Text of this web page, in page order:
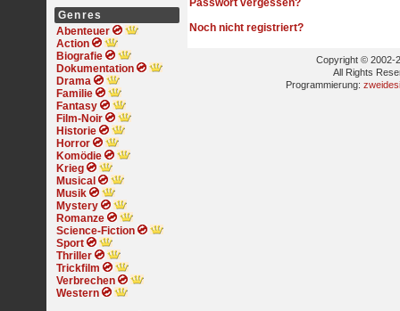
Genres
Abenteuer
Action
Biografie
Dokumentation
Drama
Familie
Fantasy
Film-Noir
Historie
Horror
Komödie
Krieg
Musical
Musik
Mystery
Romanze
Science-Fiction
Sport
Thriller
Trickfilm
Verbrechen
Western
Passwort vergessen?
Noch nicht registriert?
Copyright © 2002-
All Rights
Programmierung: